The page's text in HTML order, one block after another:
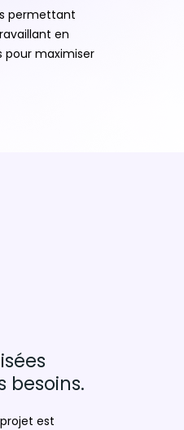
permettant
en
pour maximiser
besoins.
est